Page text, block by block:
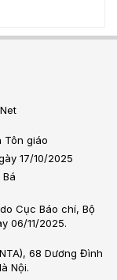
Tôn giáo
17/10/2025
Cục Báo chí, Bộ
06/11/2025.
68 Dương Đình
Nội.